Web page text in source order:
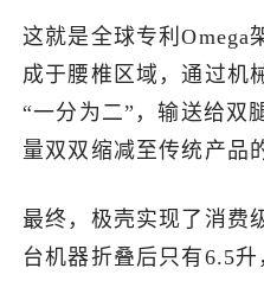
这就是全球专利Omega
成于腰椎区域，通过机
“一分为二”，输送给双
量双双缩减至传统产品
最终，极壳实现了消费
台机器折叠后只有6.5